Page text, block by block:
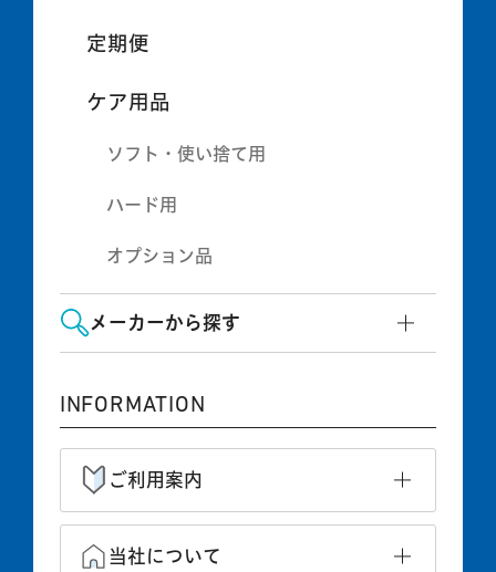
定期便
ケア用品
ソフト・使い捨て用
ハード用
オプション品
メーカーから探す
INFORMATION
ご利用案内
当社について